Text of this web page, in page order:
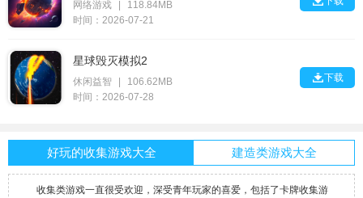
网络游戏
118.84MB
时间：2026-07-21
星球毁灭模拟2
休闲益智
106.62MB
时间：2026-07-28
下载
好玩的收集游戏大全 建造类游戏大全
收集类游戏一直很受欢迎，深受青年玩家的喜爱，包括了卡牌收集游